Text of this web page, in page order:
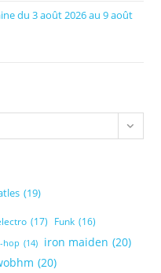
du 3 août 2026 au 9 août
(19)
(17) Funk (16)
hop (14) iron maiden (20)
(20)